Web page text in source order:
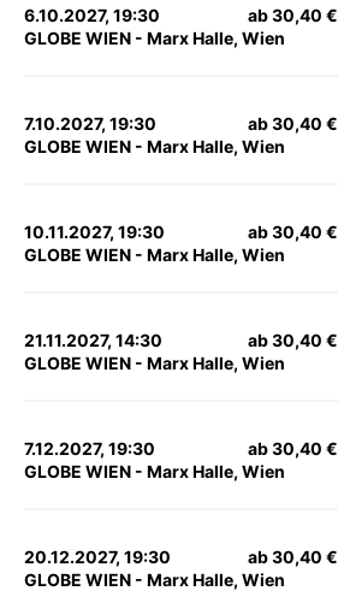
6.10.2027, 19:30
GLOBE WIEN - Marx Halle, Wien
ab 30,40 €
7.10.2027, 19:30
GLOBE WIEN - Marx Halle, Wien
ab 30,40 €
10.11.2027, 19:30
GLOBE WIEN - Marx Halle, Wien
ab 30,40 €
21.11.2027, 14:30
GLOBE WIEN - Marx Halle, Wien
ab 30,40 €
7.12.2027, 19:30
GLOBE WIEN - Marx Halle, Wien
ab 30,40 €
20.12.2027, 19:30
GLOBE WIEN - Marx Halle, Wien
ab 30,40 €